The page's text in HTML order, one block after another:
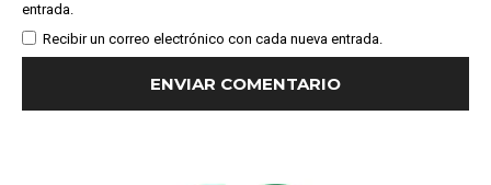
entrada.
Recibir un correo electrónico con cada nueva entrada.